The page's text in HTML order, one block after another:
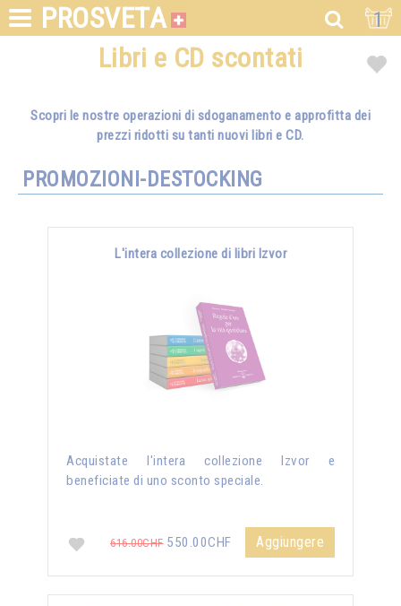
PROSVETA 1
Libri e CD scontati
Scopri le nostre operazioni di sdoganamento e approfitta dei
prezzi ridotti su tanti nuovi libri e CD.
PROMOZIONI-DESTOCKING
L'intera collezione di libri Izvor
Acquistate l'intera collezione Izvor e
beneficiate di uno sconto speciale.
616.00CHF550.00CHF Aggiungere